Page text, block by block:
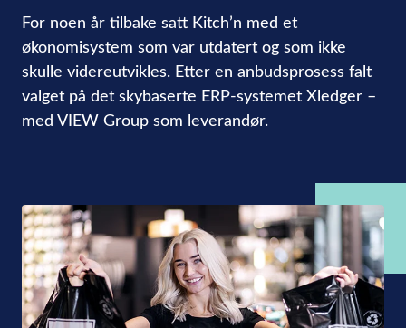
For noen år tilbake satt Kitch’n med et
økonomisystem som var utdatert og som ikke
skulle videreutvikles. Etter en anbudsprosess falt
valget på det skybaserte ERP-systemet Xledger –
med VIEW Group som leverandør.